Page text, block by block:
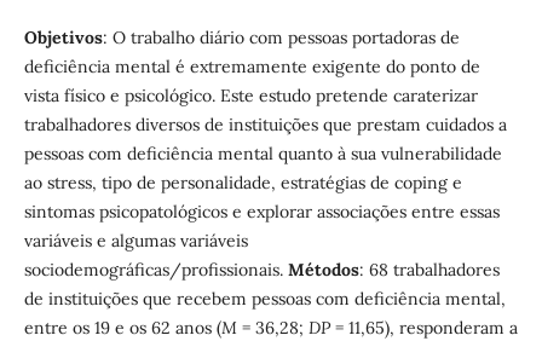
Objetivos: O trabalho diário com pessoas portadoras de
deficiência mental é extremamente exigente do ponto de
vista físico e psicológico. Este estudo pretende caraterizar
trabalhadores diversos de instituições que prestam cuidados a
pessoas com deficiência mental quanto à sua vulnerabilidade
ao stress, tipo de personalidade, estratégias de coping e
sintomas psicopatológicos e explorar associações entre essas
variáveis e algumas variáveis
sociodemográficas/profissionais. Métodos: 68 trabalhadores
de instituições que recebem pessoas com deficiência mental,
entre os 19 e os 62 anos (M = 36,28; DP= 11,65), responderam a